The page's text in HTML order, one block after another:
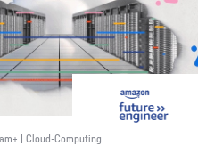
| Cloud-Computing